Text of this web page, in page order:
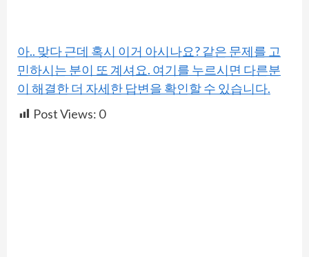
아.. 맞다 근데 혹시 이거 아시나요? 같은 문제를 고
민하시는 분이 또 계셔요. 여기를 누르시면 다른분
이 해결한 더 자세한 답변을 확인할 수 있습니다.
Post Views: 0